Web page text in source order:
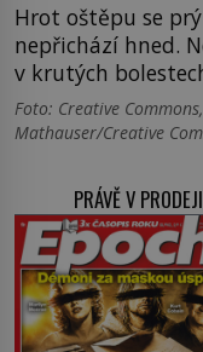
Hrot oštěpu se
nepřichází hned.
v krutých
Foto: Creative
Mathauser/Creative
PRÁVĚ V PRODEJI